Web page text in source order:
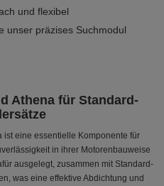
und flexibel
unser präzises Suchmodul
Athena für Standard-
ist eine essentielle Komponente für
in ihrer Motorenbauweise
ausgelegt, zusammen mit Standard-
was eine effektive Abdichtung und